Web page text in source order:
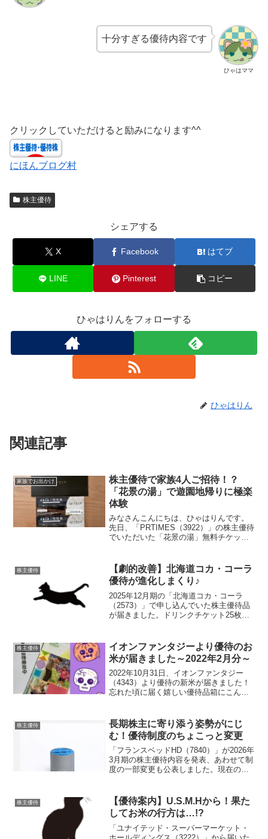
ひゃはママ
十分すぎる優待内容です
クリックしていただけると励みになります^^
にほんブログ村
株主優待
シェアする
X Facebook はてブ
LINE Pinterest コピー
ひゃはりんをフォローする
ひゃはりん
関連記事
家族でお出かけ
株主優待で家族4人ご招待！？
「花景の湯」で遊園地帰りに極楽
体験
みなさんこんにちは、ひゃはりんです。
先日、「PRTIMES（3922）」の株主優待
でいただいた「花景の湯」無料チケット
「花景の湯」ってどんなところ？東京都
にある遊園地...
株主優待
【劇的改善】北海道コカ・コーラ
優待が進化しまくり♪
2025年12月期の「北海道コカ・コーラ
（2573）」で申し込んでいた株主優待品
が届きました。ドリンクチケット25枚分
効期限が短いチケット登録作業が大変と
いう“惜しい...
株主優待
イオンファンタジーより優待のお
米が届きました～2022年2月分～
2022年10月31日、イオンファンタジー
（4343）より優待の新米が届きました！
忘れた頃に届く嬉しい優待品箱にこんな
6kg届きました！ひゃはママこれは嬉しい
わね！...
株主優待
長期株主に寄り添う姿勢がにじ
む！優待制度のちょこっと変更
「フランスベッドHD（7840）」が2026年
3月期の株主優待内容を発表、あわせて制
度の一部変更も公表しました。現在の優
よって内容がグレードアップしていきま
す。保...
株主優待
【優待案内】U.S.M.Hから！果た
してお米の行方は…!?
「ユナイテッド・スーパーマーケット・